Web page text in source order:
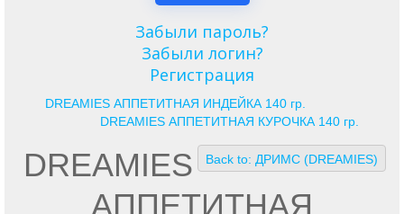
Забыли пароль?
Забыли логин?
Регистрация
DREAMIES АППЕТИТНАЯ ИНДЕЙКА 140 гр.
DREAMIES АППЕТИТНАЯ КУРОЧКА 140 гр.
Back to: ДРИМС (DREAMIES)
DREAMIES
АППЕТИТНАЯ